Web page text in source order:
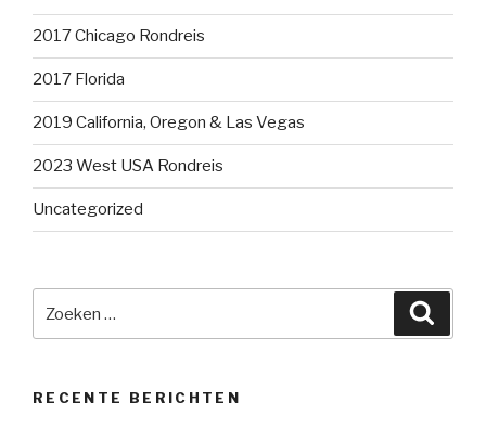
2017 Chicago Rondreis
2017 Florida
2019 California, Oregon & Las Vegas
2023 West USA Rondreis
Uncategorized
RECENTE BERICHTEN